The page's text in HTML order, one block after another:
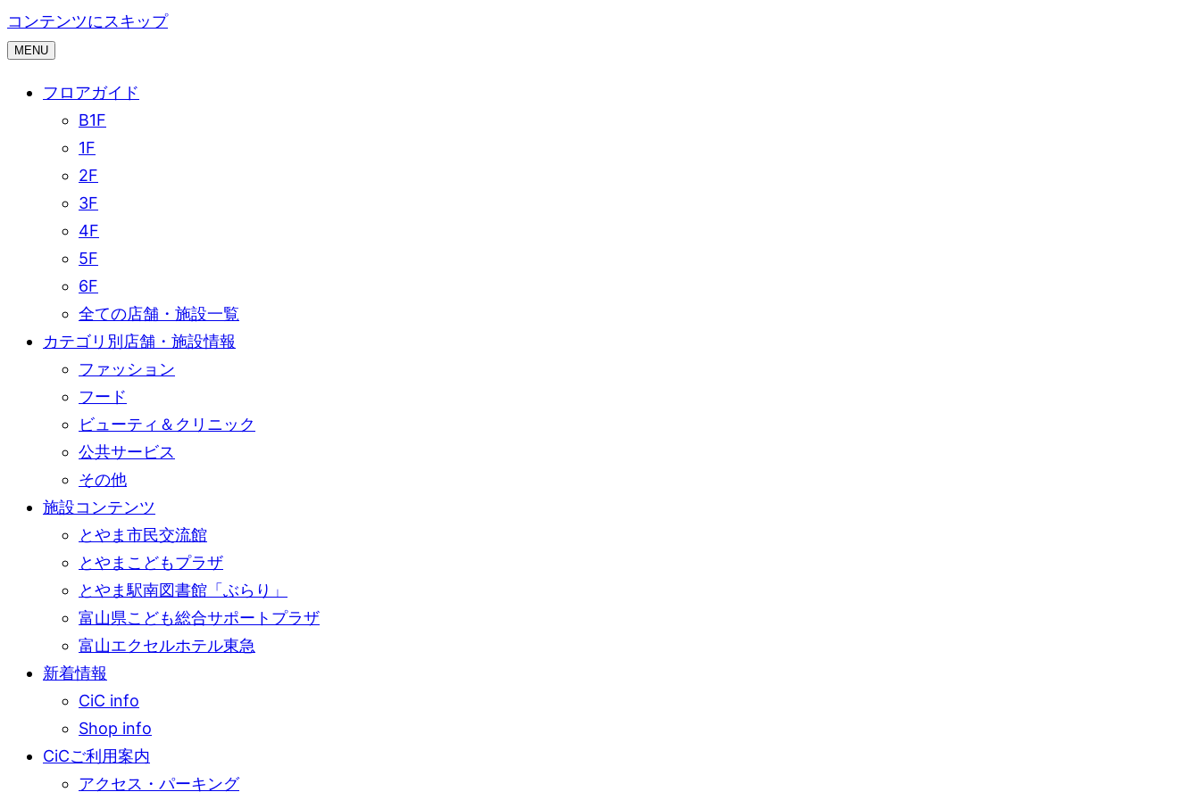
コンテンツにスキップ
MENU
フロアガイド
B1F
1F
2F
3F
4F
5F
6F
全ての店舗・施設一覧
カテゴリ別店舗・施設情報
ファッション
フード
ビューティ＆クリニック
公共サービス
その他
施設コンテンツ
とやま市民交流館
とやまこどもプラザ
とやま駅南図書館「ぶらり」
富山県こども総合サポートプラザ
富山エクセルホテル東急
新着情報
CiC info
Shop info
CiCご利用案内
アクセス・パーキング